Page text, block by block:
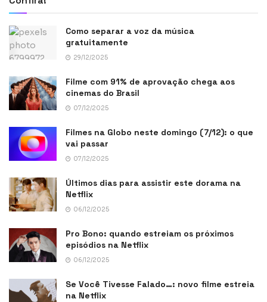
Como separar a voz da música
gratuitamente
29/12/2025
Filme com 91% de aprovação chega aos
cinemas do Brasil
07/12/2025
Filmes na Globo neste domingo (7/12): o que
vai passar
07/12/2025
Últimos dias para assistir este dorama na
Netflix
06/12/2025
Pro Bono: quando estreiam os próximos
episódios na Netflix
06/12/2025
Se Você Tivesse Falado…: novo filme estreia
na Netflix